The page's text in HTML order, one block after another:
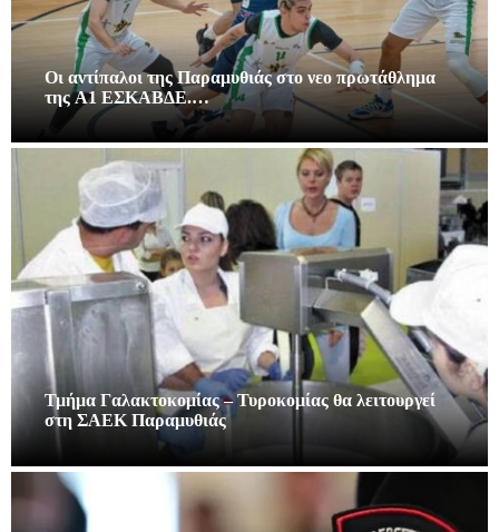
Οι αντίπαλοι της Παραμυθιάς στο νεο πρωτάθλημα
της A1 ΕΣΚΑΒΔΕ.…
Τμήμα Γαλακτοκομίας – Τυροκομίας θα λειτουργεί
στη ΣΑΕΚ Παραμυθιάς